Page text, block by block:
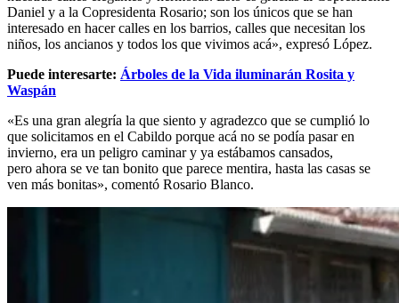
Daniel y a la Copresidenta Rosario; son los únicos que se han
interesado en hacer calles en los barrios, calles que necesitan los
niños, los ancianos y todos los que vivimos acá», expresó López.
Puede interesarte: Árboles de la Vida iluminarán Rosita y
Waspán
«Es una gran alegría la que siento y agradezco que se cumplió lo
que solicitamos en el Cabildo porque acá no se podía pasar en
invierno, era un peligro caminar y ya estábamos cansados,
pero ahora se ve tan bonito que parece mentira, hasta las casas se
ven más bonitas», comentó Rosario Blanco.